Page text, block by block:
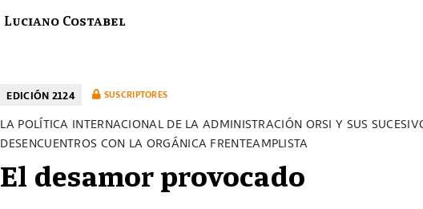
Luciano Costabel
EDICIÓN 2124 SUSCRIPTORES
LA POLÍTICA INTERNACIONAL DE LA ADMINISTRACIÓN ORSI Y SUS
DESENCUENTROS CON LA ORGÁNICA FRENTEAMPLISTA
El desamor provocado